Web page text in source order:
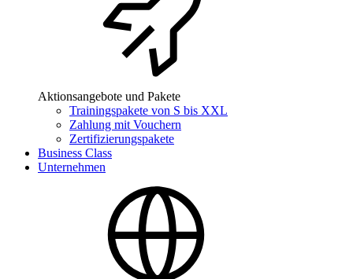
Aktionsangebote und Pakete
Trainingspakete von S bis XXL
Zahlung mit Vouchern
Zertifizierungspakete
Business Class
Unternehmen